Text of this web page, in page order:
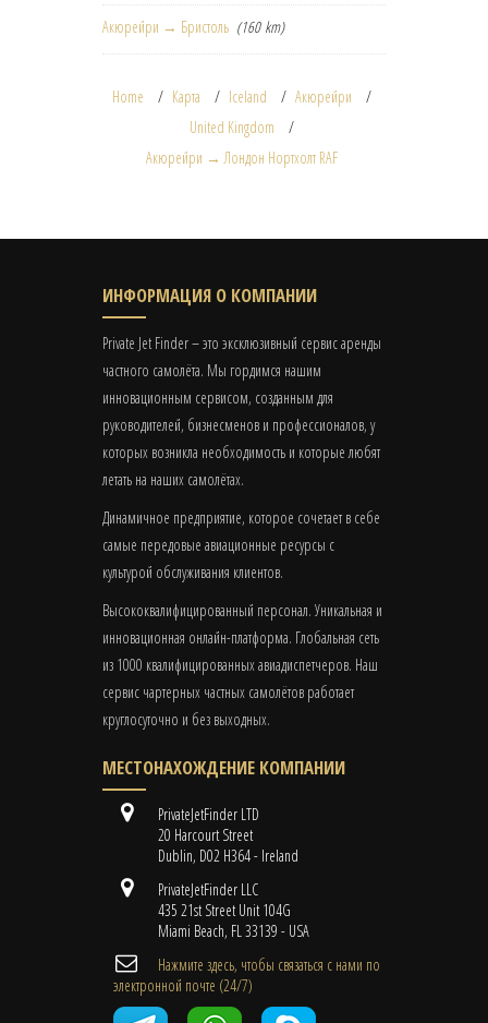
Акюрейри → Бристоль (160 km)
Home Карта Iceland
Акюрейри
United Kingdom
Акюрейри → Лондон Нортхолт RAF
ИНФОРМАЦИЯ О КОМПАНИИ
Private Jet Finder – это эксклюзивный сервис аренды
частного самолёта. Мы гордимся нашим
инновационным сервисом, созданным для
руководителей, бизнесменов и профессионалов, у
которых возникла необходимость и которые любят
летать на наших самолётах.
Динамичное предприятие, которое сочетает в себе
самые передовые авиационные ресурсы с
культурой обслуживания клиентов.
Высококвалифицированный персонал. Уникальная и
инновационная онлайн-платформа. Глобальная сеть
из 1000 квалифицированных авиадиспетчеров. Наш
сервис чартерных частных самолётов работает
круглосуточно и без выходных.
МЕСТОНАХОЖДЕНИЕ КОМПАНИИ
PrivateJetFinder LTD
20 Harcourt Street
Dublin, D02 H364 - Ireland
PrivateJetFinder LLC
435 21st Street Unit 104G
Miami Beach, FL 33139 - USA
Нажмите здесь, чтобы связаться с нами по
электронной почте (24/7)